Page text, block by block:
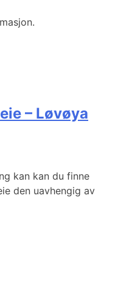
– Løvøya
kan kan du finne
den uavhengig av